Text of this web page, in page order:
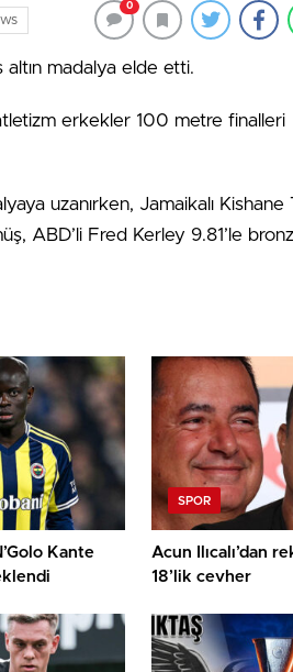
0
madalya elde etti.
atletizm erkekler 100 metre finalleri
uzanırken, Jamaikalı
ABD’li Fred Kerley 9.81’le
Kante
SPOR
Acun Ilıcalı’dan
18’lik cevher